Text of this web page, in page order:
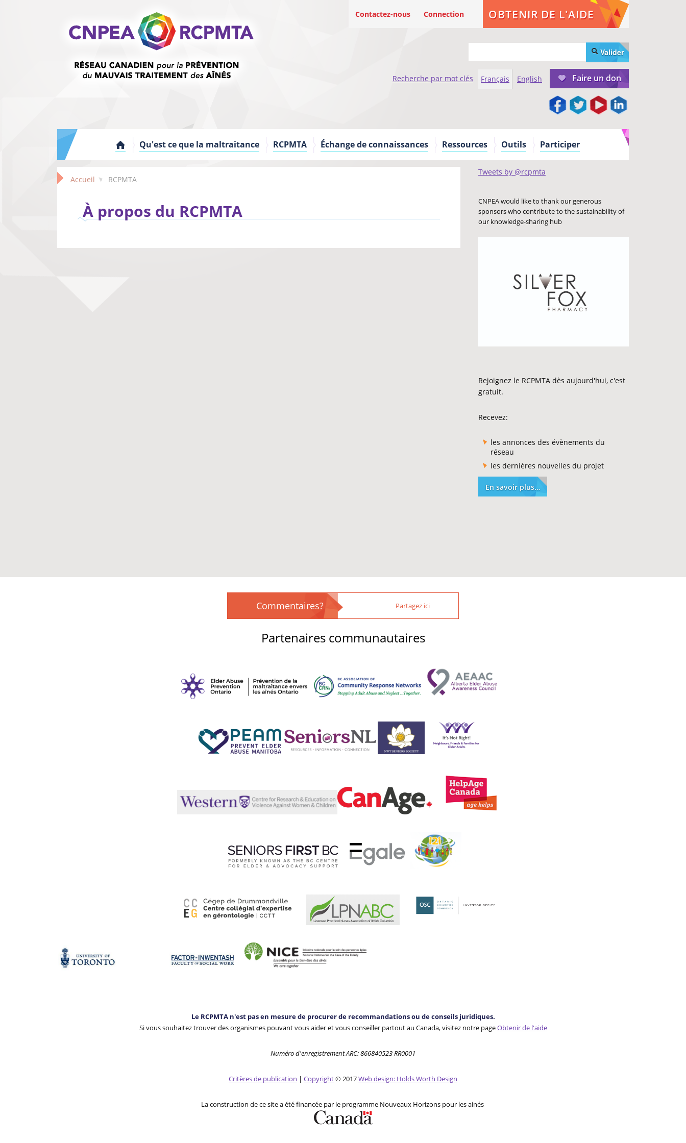
OBTENIR DE L'AIDE
Contactez-nous Connection
Valider
Faire un don
Français English
Recherche par mot clés
Qu'est ce que la maltraitance RCPMTA Échange de connaissances Ressources Outils Participer
Accueil RCPMTA
À propos du RCPMTA
Tweets by @rcpmta
CNPEA would like to thank our generous
sponsors who contribute to the sustainability of
our knowledge-sharing hub
Rejoignez le RCPMTA dès aujourd'hui, c'est
gratuit.
Recevez:
les annonces des évènements du
réseau
les dernières nouvelles du projet
En savoir plus…
Commentaires? Partagez ici
Partenaires communautaires
Le RCPMTA n'est pas en mesure de procurer de recommandations ou de conseils juridiques.
Si vous souhaitez trouver des organismes pouvant vous aider et vous conseiller partout au Canada, visitez notre pageObtenir de l'aide
Numéro d'enregistrement ARC: 866840523 RR0001
Critères de publication | Copyright© 2017Web design: Holds Worth Design
La construction de ce site a été financée par le programme Nouveaux Horizons pour les ainés